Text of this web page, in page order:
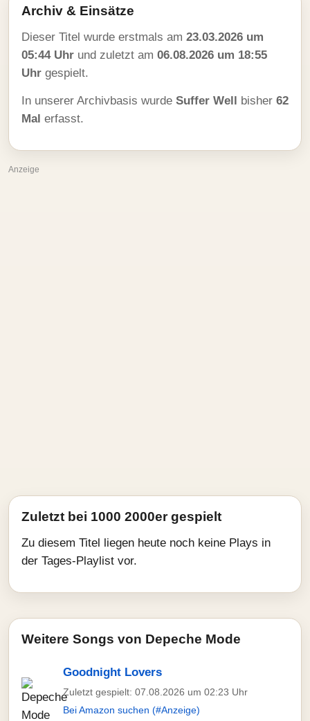
Archiv & Einsätze
Dieser Titel wurde erstmals am 23.03.2026 um
05:44 Uhr und zuletzt am 06.08.2026 um 18:55
Uhr gespielt.
In unserer Archivbasis wurde Suffer Well bisher 62
Mal erfasst.
Anzeige
Zuletzt bei 1000 2000er gespielt
Zu diesem Titel liegen heute noch keine Plays in
der Tages-Playlist vor.
Weitere Songs von Depeche Mode
Goodnight Lovers
Zuletzt gespielt: 07.08.2026 um 02:23 Uhr
Bei Amazon suchen (#Anzeige)